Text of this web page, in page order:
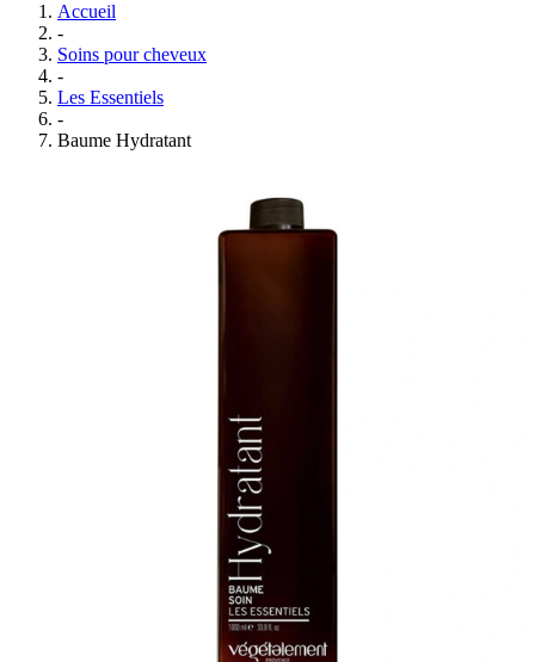
Accueil
-
Soins pour cheveux
-
Les Essentiels
-
Baume Hydratant